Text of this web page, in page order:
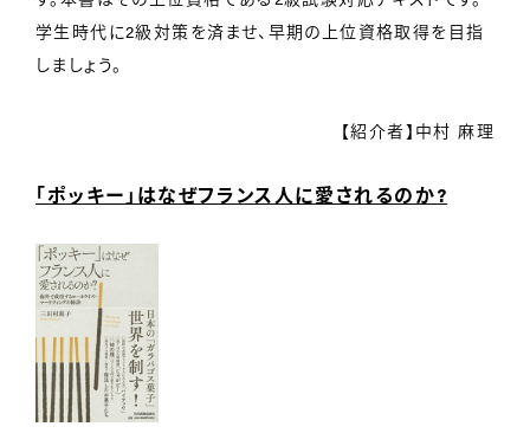
学生時代に2級対策を済ませ、早期の上位資格取得を目指
しましょう。
【紹介者】中村 麻理
「ポッキー」はなぜフランス人に愛されるのか?